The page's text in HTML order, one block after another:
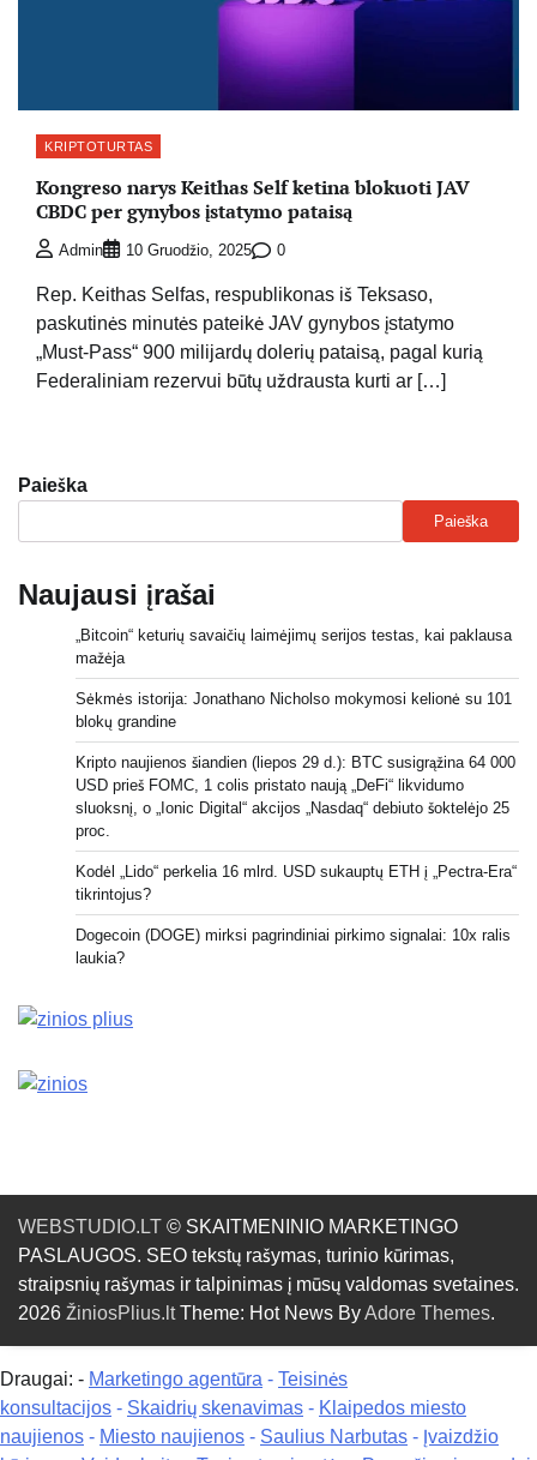
KRIPTOTURTAS
Kongreso narys Keithas Self ketina blokuoti JAV
CBDC per gynybos įstatymo pataisą
Admin 10 Gruodžio, 2025 0
Rep. Keithas Selfas, respublikonas iš Teksaso,
paskutinės minutės pateikė JAV gynybos įstatymo
„Must-Pass“ 900 milijardų dolerių pataisą, pagal kurią
Federaliniam rezervui būtų uždrausta kurti ar […]
Paieška
Paieška
Naujausi įrašai
„Bitcoin“ keturių savaičių laimėjimų serijos testas, kai paklausa
mažėja
Sėkmės istorija: Jonathano Nicholso mokymosi kelionė su 101
blokų grandine
Kripto naujienos šiandien (liepos 29 d.): BTC susigrąžina 64 000
USD prieš FOMC, 1 colis pristato naują „DeFi“ likvidumo
sluoksnį, o „Ionic Digital“ akcijos „Nasdaq“ debiuto šoktelėjo 25
proc.
Kodėl „Lido“ perkelia 16 mlrd. USD sukauptų ETH į „Pectra-Era“
tikrintojus?
Dogecoin (DOGE) mirksi pagrindiniai pirkimo signalai: 10x ralis
laukia?
WEBSTUDIO.LT © SKAITMENINIO MARKETINGO
PASLAUGOS. SEO tekstų rašymas, turinio kūrimas,
straipsnių rašymas ir talpinimas į mūsų valdomas svetaines.
2026 ŽiniosPlius.ltTheme: Hot News ByAdore Themes.
Draugai: - Marketingo agentūra - Teisinės
konsultacijos - Skaidrių skenavimas - Klaipedos miesto
naujienos - Miesto naujienos - Saulius Narbutas - Įvaizdžio